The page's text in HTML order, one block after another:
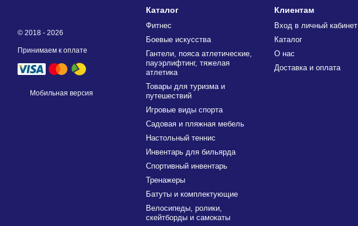
© 2018 - 2026
Принимаем к оплате
Мобильная версия
Каталог
Фитнес
Боевые искусства
Гантели, пояса атлетические,
пауэрлифтинг, тяжелая
атлетика
Товары для туризма и
путешествий
Игровые виды спорта
Садовая и пляжная мебель
Настольный теннис
Инвентарь для бильярда
Спортивный инвентарь
Тренажеры
Батуты и комплектующие
Велосипеды, ролики,
скейтборды и самокаты
Клиентам
Вход в личный кабинет
Каталог
О нас
Доставка и оплата